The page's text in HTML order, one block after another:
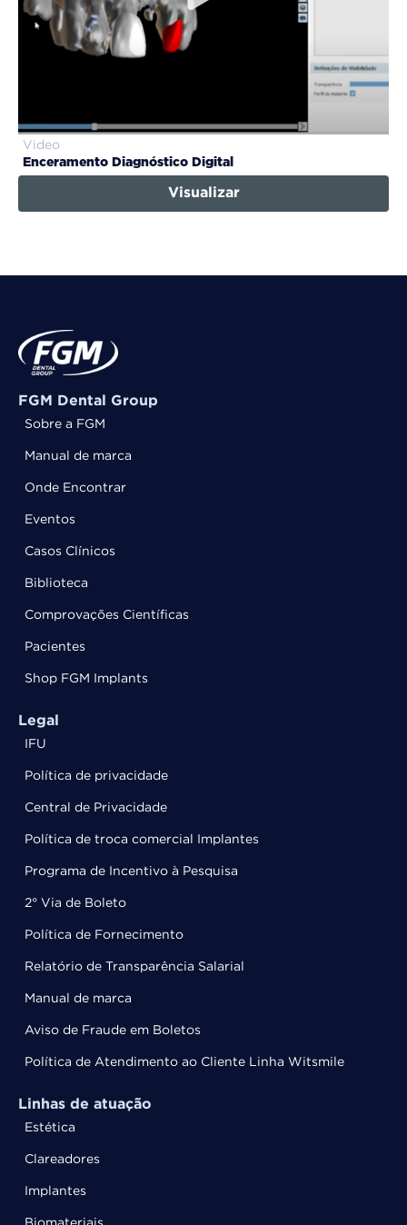
Video
Enceramento Diagnóstico Digital
Visualizar
FGM Dental Group
Sobre a FGM
Manual de marca
Onde Encontrar
Eventos
Casos Clínicos
Biblioteca
Comprovações Científicas
Pacientes
Shop FGM Implants
Legal
IFU
Política de privacidade
Central de Privacidade
Política de troca comercial Implantes
Programa de Incentivo à Pesquisa
2° Via de Boleto
Política de Fornecimento
Relatório de Transparência Salarial
Manual de marca
Aviso de Fraude em Boletos
Política de Atendimento ao Cliente Linha Witsmile
Linhas de atuação
Estética
Clareadores
Implantes
Biomateriais